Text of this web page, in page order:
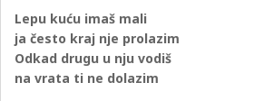
Lepu kuću imaš mali
ja često kraj nje prolazim
Odkad drugu u nju vodiš
na vrata ti ne dolazim